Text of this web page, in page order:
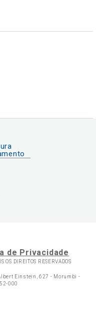
de Privacidade
OS DIREITOS RESERVADOS
Einstein, 627 - Morumbi -
000